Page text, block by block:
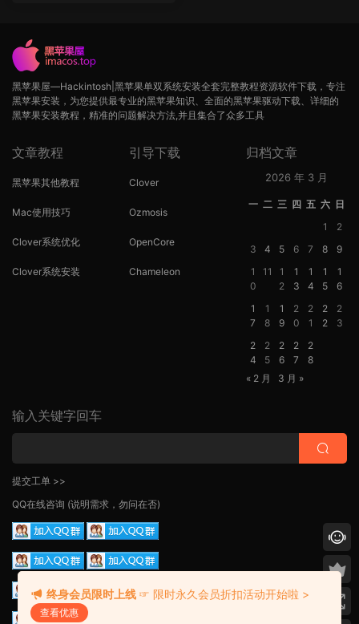
黑苹果屋—Hackintosh|黑苹果单双系统安装全套完整教程资源软件下载，专注
黑苹果安装，为您提供最专业的黑苹果知识、全面的黑苹果驱动下载、详细的
黑苹果安装教程，精准的问题解决方法,并且集合了众多工具
文章教程
黑苹果其他教程
Mac使用技巧
Clover系统优化
Clover系统安装
引导下载
Clover
Ozmosis
OpenCore
Chameleon
归档文章
2026 年 3 月
一 二 三 四 五 六 日
1
2
3
4 5 6 7 8
9
1
0
11
1
2
1
3
1
4
1
5
1
6
1
7
1
8
1
9
2
0
2
1
2
2
2
3
2
4
2
5
2
6
2
7
2
8
« 2 月
3 月 »
输入关键字回车
提交工单 >>
QQ在线咨询 (说明需求，勿问在否)
终身会员限时上线 ☞ 限时永久会员折扣活动开始啦 >
查看优惠